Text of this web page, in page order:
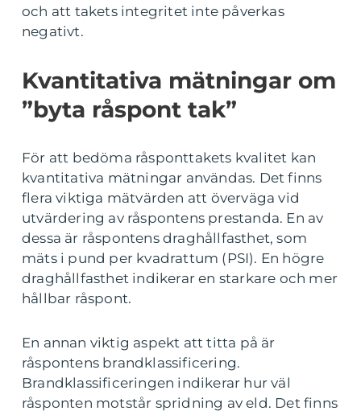
och att takets integritet inte påverkas
negativt.
Kvantitativa mätningar om
”byta råspont tak”
För att bedöma råsponttakets kvalitet kan
kvantitativa mätningar användas. Det finns
flera viktiga mätvärden att överväga vid
utvärdering av råspontens prestanda. En av
dessa är råspontens draghållfasthet, som
mäts i pund per kvadrattum (PSI). En högre
draghållfasthet indikerar en starkare och mer
hållbar råspont.
En annan viktig aspekt att titta på är
råspontens brandklassificering.
Brandklassificeringen indikerar hur väl
råsponten motstår spridning av eld. Det finns